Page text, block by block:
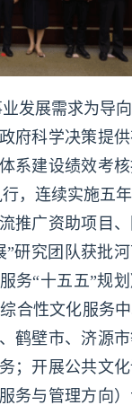
发展需求为导
府科学决策提
系建设绩效考
，连续实施五
推广资助项目
研究团队获批
务“十五五”规
合性文化服务
鹤壁市、济源
；开展公共文
务与管理方向